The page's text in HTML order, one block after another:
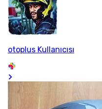
otoplus Kullanıcısı